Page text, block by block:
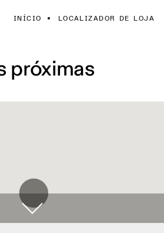
INÍCIO LOCALIZADOR DE LOJA
próximas